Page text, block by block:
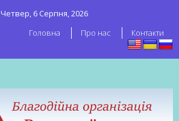
Четвер, 6 Серпня, 2026
Головна
Про нас Контакти
робітників